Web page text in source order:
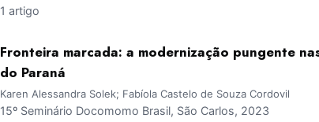
1 artigo
Fronteira marcada: a modernização pungente
do Paraná
Karen Alessandra Solek; Fabíola Castelo de Souza Cordovil
15º Seminário Docomomo Brasil, São Carlos, 2023